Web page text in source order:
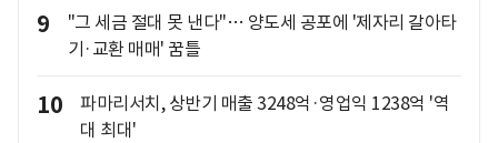
9
"그 세금 절대 못 낸다"… 양도세 공포에 '제자리 갈아타
기·교환 매매' 꿈틀
10
파마리서치, 상반기 매출 3248억·영업익 1238억 '역
대 최대'